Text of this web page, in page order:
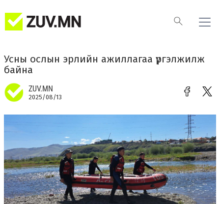
Усны ослын эрлийн ажиллагаа үргэлжилж
байна
ZUV.MN
2025/08/13